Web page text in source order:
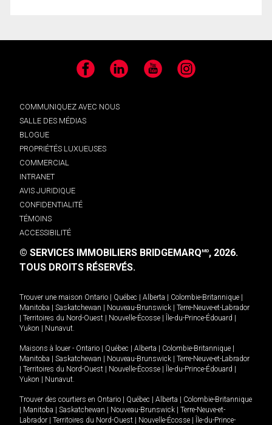
Facebook LinkedIn YouTube Instagram
COMMUNIQUEZ AVEC NOUS
SALLE DES MÉDIAS
BLOGUE
PROPRIÉTÉS LUXUEUSES
COMMERCIAL
INTRANET
AVIS JURIDIQUE
CONFIDENTIALITÉ
TÉMOINS
ACCESSIBILITÉ
© SERVICES IMMOBILIERS BRIDGEMARQMD, 2026.
TOUS DROITS RÉSERVÉS.
Trouver une maison Ontario Québec Alberta Colombie-Britannique
Manitoba
Saskatchewan Nouveau-Brunswick
Terre-Neuve-et-Labrador
Territoires du Nord-Ouest Nouvelle-Écosse Île-du-Prince-Édouard
Yukon
Nunavut.
Maisons à louer - Ontario Québec Alberta Colombie-Britannique
Manitoba
Saskatchewan Nouveau-Brunswick
Terre-Neuve-et-Labrador
Territoires du Nord-Ouest Nouvelle-Écosse Île-du-Prince-Édouard
Yukon
Nunavut.
Trouver des courtiers en Ontario Québec Alberta
Colombie-Britannique
Manitoba Saskatchewan Nouveau-Brunswick
Terre-Neuve-et-
Labrador
Territoires du Nord-Ouest Nouvelle-Écosse
Île-du-Prince-